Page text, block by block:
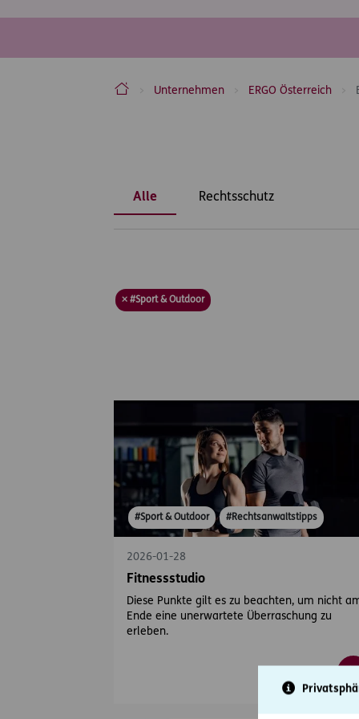
ERGO Versicherung Aktiengesellschaft
Unternehmen ERGO Österreich
Alle Rechtsschutz
× #Sport & Outdoor
#Sport & Outdoor #Rechtsanwaltstipps
2026-01-28
Fitnessstudio
Diese Punkte gilt es zu beachten, um nicht
Ende eine unerwartete Überraschung zu
erleben.